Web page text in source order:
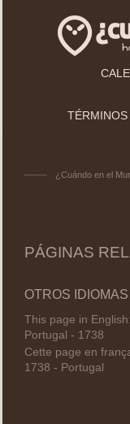
¿Cuándo en el
PÁGINAS
OTROS IDIOMAS
This page in
Portugal - 1738
Cette page en
1738 - Portugal